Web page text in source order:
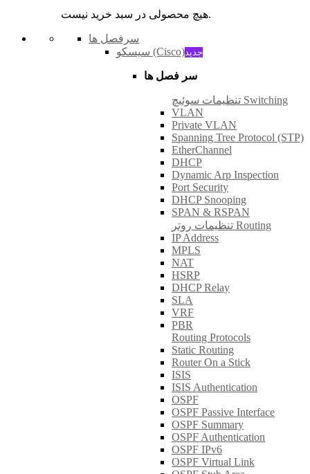
هیچ محصولی در سبد خرید نیست.
سرفصل ها
سیسکو (Cisco)جدید
سر فصل ها
تنظیمات سوئیچ Switching
VLAN
Private VLAN
Spanning Tree Protocol (STP)
EtherChannel
DHCP
Dynamic Arp Inspection
Port Security
DHCP Snooping
SPAN & RSPAN
تنظیمات روتر Routing
IP Address
MPLS
NAT
HSRP
DHCP Relay
SLA
VRF
PBR
Routing Protocols
Static Routing
Router On a Stick
ISIS
ISIS Authentication
OSPF
OSPF Passive Interface
OSPF Summary
OSPF Authentication
OSPF IPv6
OSPF Virtual Link